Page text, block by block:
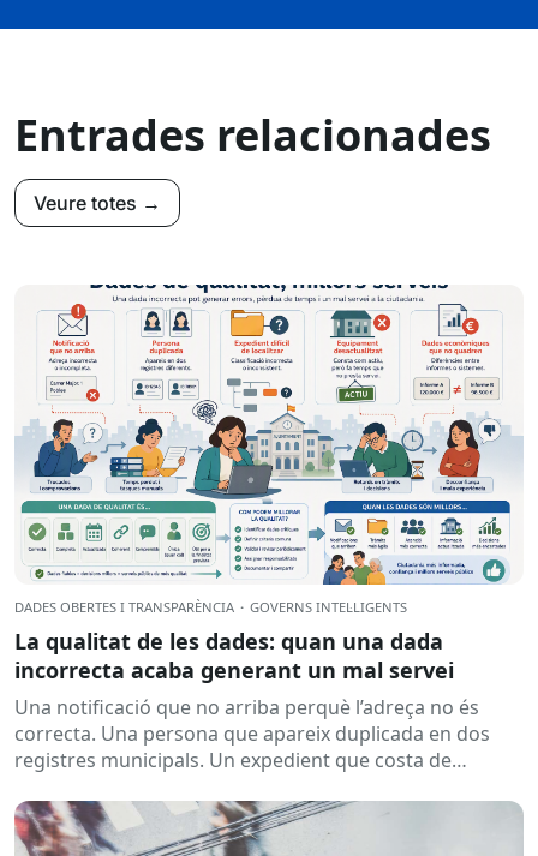
Entrades relacionades
Veure totes →
DADES OBERTES I TRANSPARÈNCIA · GOVERNS INTEL·LIGENTS
La qualitat de les dades: quan una dada
incorrecta acaba generant un mal servei
Una notificació que no arriba perquè l’adreça no és
correcta. Una persona que apareix duplicada en dos
registres municipals. Un expedient que costa de